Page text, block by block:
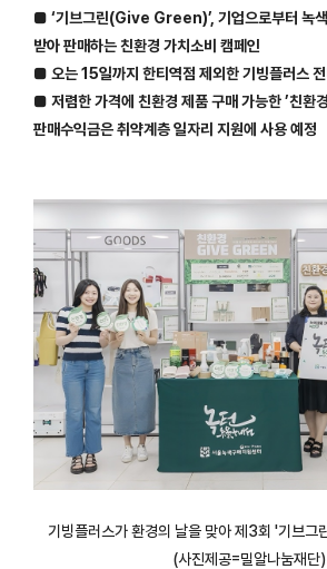
■ ‘기브그린(Give Green)’, 기업으로부터 녹
받아 판매하는 친환경 가치소비 캠페인
■ 오는 15일까지 한티역점 제외한 기빙플러스
■ 저렴한 가격에 친환경 제품 구매 가능한 ’친환
판매수익금은 취약계층 일자리 지원에 사용 예정
기빙플러스가 환경의 날을 맞아 제3회 '기브그
(사진제공=밀알나눔재단)